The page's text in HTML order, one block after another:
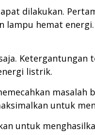
dilakukan.
hemat
listrik.
masalah
untuk
untuk